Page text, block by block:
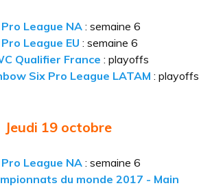
Pro League NA : semaine 6
Pro League EU : semaine 6
Qualifier France : playoffs
Six Pro League LATAM : playoffs
Jeudi 19 octobre
Pro League NA : semaine 6
du monde 2017 - Main